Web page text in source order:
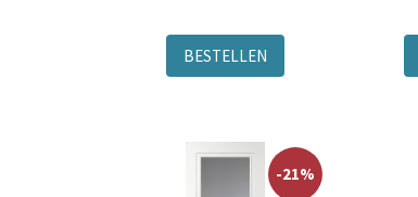
BESTELLEN
-21%